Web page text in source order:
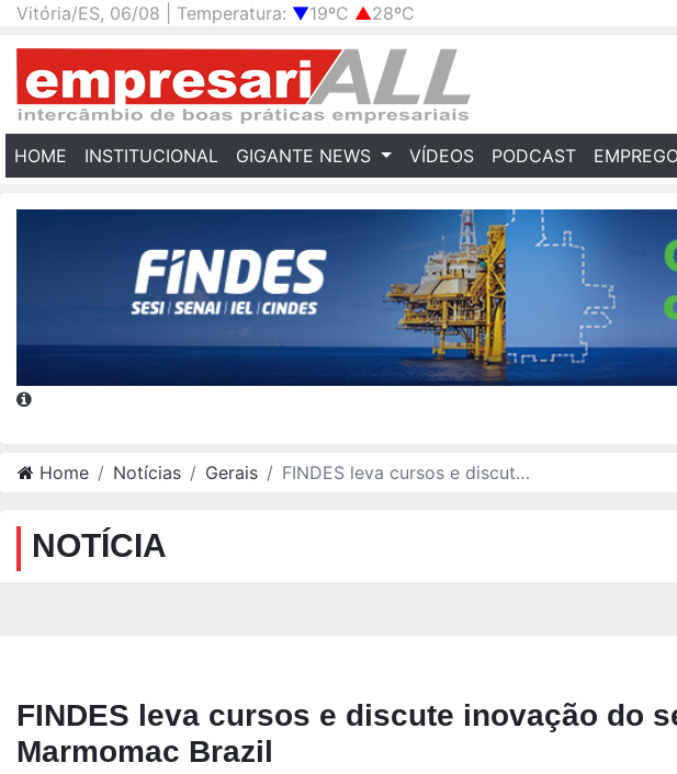
Vitória/ES, 06/08 | Temperatura: ▼19ºC ▲28ºC
HOME (CURRENT)
INSTITUCIONAL GIGANTE NEWS VÍDEOS PODCAST
Home Notícias Gerais FINDES leva cursos e discute inovação do setor de rochas na Marmomac Brazil
NOTÍCIA
FINDES leva cursos e discute inovação do
Marmomac Brazil